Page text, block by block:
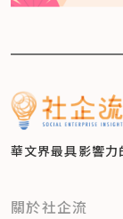
華文界最具影響力
關於社企流